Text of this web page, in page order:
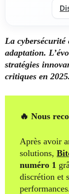
La cybersécurité
adaptation.
stratégies
critiques en 2025.
🔥 Nous
Après avoir
solutions,
numéro 1
discrétion et